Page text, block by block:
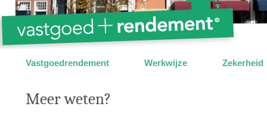
Vastgoedrendement Werkwijze Zekerheid
Meer weten?